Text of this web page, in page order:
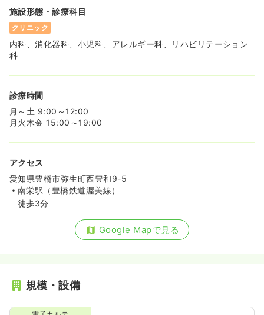
施設形態・診療科目
クリニック
内科、消化器科、小児科、アレルギー科、リハビリテーション
科
診療時間
月～土 9:00～12:00
月火木金 15:00～19:00
アクセス
愛知県豊橋市弥生町西豊和9-5
南栄駅（豊橋鉄道渥美線）
徒歩3分
Google Mapで見る
規模・設備